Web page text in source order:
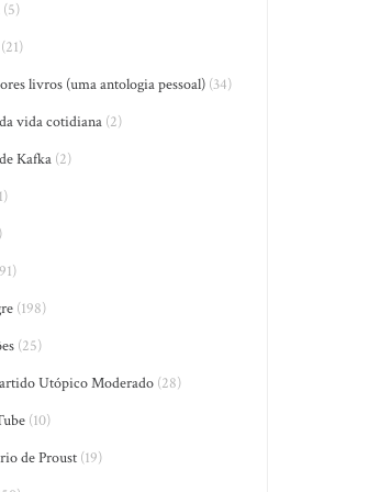
(5)
(21)
livros (uma antologia pessoal) (34)
vida cotidiana (2)
Kafka (2)
(198)
(25)
Utópico Moderado (28)
(10)
de Proust (19)